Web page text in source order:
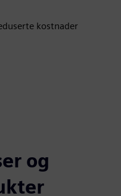
kostnader
og